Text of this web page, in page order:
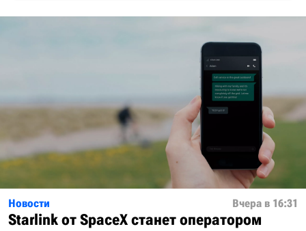
Новости Вчера в 16:31
Starlink от SpaceX станет оператором